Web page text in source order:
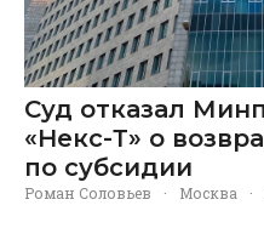
Суд отказал
«Некс-Т» о
по субсидии
Роман Соловьев · Москва ·